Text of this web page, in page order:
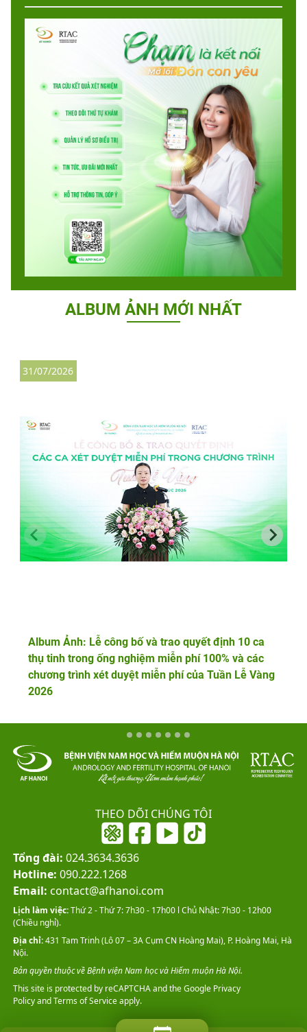
ALBUM ẢNH MỚI NHẤT
Album Ảnh: Lễ công bố và trao quyết định 10 ca
thụ tinh trong ống nghiệm miễn phí 100% và các
chương trình xét duyệt miễn phí của Tuần Lễ Vàng
2026
31/07/2026
THEO DÕI CHÚNG TÔI
Tổng đài: 024.3634.3636
Hotline: 090.222.1268
Email: contact@afhanoi.com
This site is protected by reCAPTCHA and the GooglePrivacy
PolicyandTerms of Serviceapply.
Lịch làm việc:Thứ 2 - Thứ 7: 7h30 - 17h00 l Chủ Nhật: 7h30 - 12h00
(Chiều nghỉ).
Địa chỉ:431 Tam Trinh (Lô 07 – 3A Cụm CN Hoàng Mai), P. Hoàng Mai, Hà
Nội.
Bản quyền thuộc về Bệnh viện Nam học và Hiếm muộn Hà Nội.